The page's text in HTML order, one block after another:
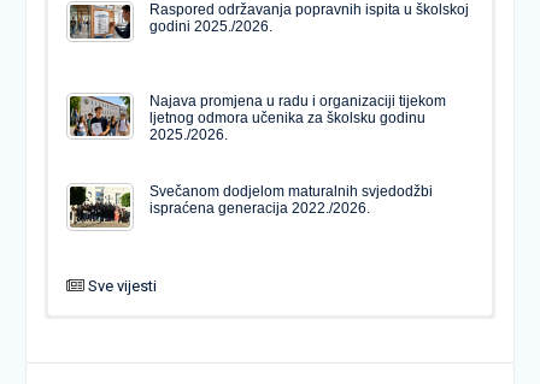
Raspored održavanja popravnih ispita u školskoj
godini 2025./2026.
Najava promjena u radu i organizaciji tijekom
ljetnog odmora učenika za školsku godinu
2025./2026.
Svečanom dodjelom maturalnih svjedodžbi
ispraćena generacija 2022./2026.
Sve vijesti